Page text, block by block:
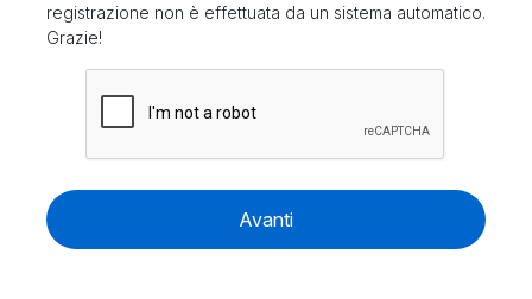
registrazione non è effettuata da un sistema automatico.
Grazie!
Avanti